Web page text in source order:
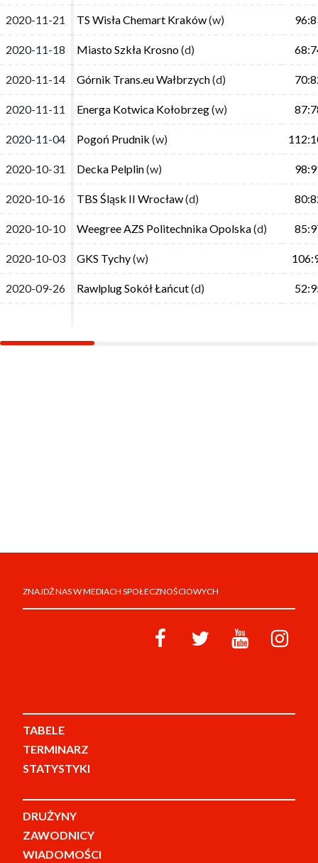
2020-11-21 TS Wisła Chemart Kraków(w)
2020-11-18 Miasto Szkła Krosno(d)
2020-11-14 Górnik Trans.eu Wałbrzych(d)
2020-11-11 Energa Kotwica Kołobrzeg(w)
2020-11-04 Pogoń Prudnik (w)
2020-10-31 Decka Pelplin(w)
2020-10-16 TBS Śląsk II Wrocław(d)
2020-10-10 Weegree AZS Politechnika Opolska(d)
2020-10-03 GKS Tychy(w)
2020-09-26 Rawlplug Sokół Łańcut(d)
2020-11-21 TS Wisła Chemart Kraków(w)
2020-11-18 Miasto Szkła Krosno(d)
2020-11-14 Górnik Trans.eu Wałbrzych(d)
2020-11-11 Energa Kotwica Kołobrzeg(w)
2020-11-04 Pogoń Prudnik (w)
2020-10-31 Decka Pelplin(w)
2020-10-16 TBS Śląsk II Wrocław(d)
2020-10-10 Weegree AZS Politechnika Opolska(d)
2020-10-03 GKS Tychy(w)
2020-09-26 Rawlplug Sokół Łańcut(d)
ZNAJDŹ NAS W MEDIACH SPOŁECZNOŚCIOWYCH
TABELE
TERMINARZ
STATYSTYKI
DRUŻYNY
ZAWODNICY
WIADOMOŚCI